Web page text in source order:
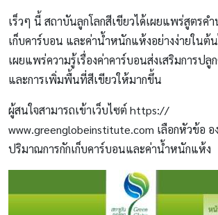
เร็วๆ นี้ สถาบันลูกโลกสีเขียวได้เผยแพร่สูตรค
เก็บคาร์บอน และค่าน้ำหนักแห้งอย่างง่ายในต้
เผยแพร่ความรู้เรื่องค่าคาร์บอนส่งเสริมการป
และการเพิ่มพื้นที่สีเขียวให้มากขึ้น
ผู้สนใจสามารถเข้าเว็บไซต์ https://
www.greenglobeinstitute.com เลือกหัวข้อ
ปริมาณการกักเก็บคาร์บอนและค่าน้ำหนักแห้ง